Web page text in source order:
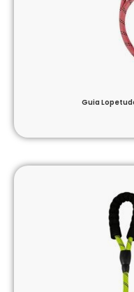
Guia